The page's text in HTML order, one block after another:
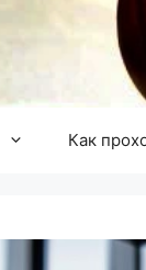
Как